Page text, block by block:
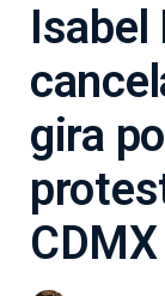
Isabel
gira
CDMX